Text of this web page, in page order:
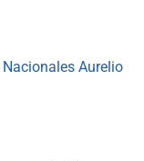
Aurelio